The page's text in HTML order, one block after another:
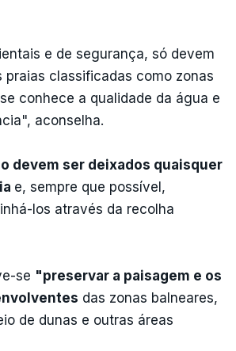
e de segurança, só devem
praias classificadas como zonas
conhece a qualidade da água e
aconselha.
devem ser deixados quaisquer
e, sempre que possível,
los através da recolha
se "preservar a paisagem e os
das zonas balneares,
de dunas e outras áreas